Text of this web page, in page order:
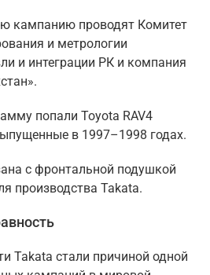
кампанию проводят Комитет
и метрологии
и интеграции РК и компания
попали Toyota RAV4
в 1997–1998 годах.
с фронтальной подушкой
производства Takata.
Takata стали причиной одной